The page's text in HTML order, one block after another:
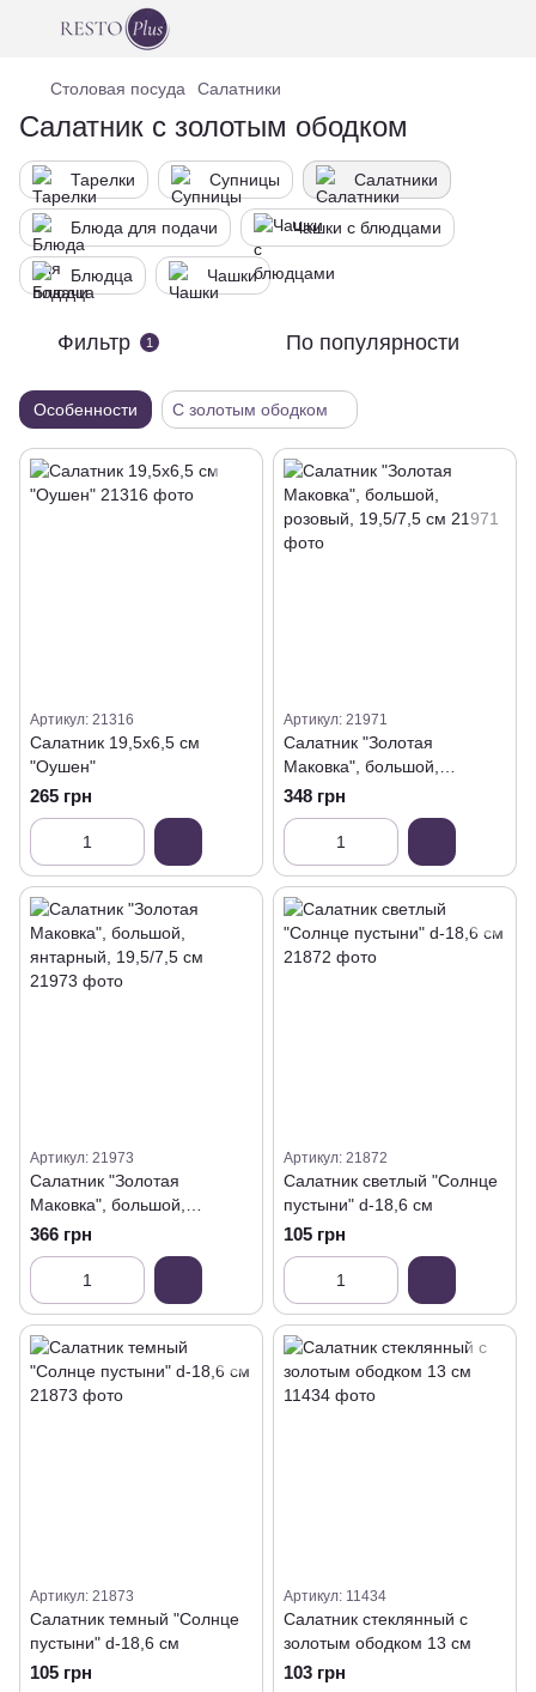
Столовая посуда Салатники
Салатник с золотым ободком
Тарелки Супницы Салатники
Блюда для подачи Чашки с блюдцами
Блюдца Чашки
Фильтр 1 По популярности
Особенности С золотым ободком
Артикул: 21316
Салатник 19,5х6,5 см
"Оушен"
265 грн
Артикул: 21971
Салатник "Золотая
Маковка", большой,
розовый, 19,5/7,5 см
348 грн
Артикул: 21973
Салатник "Золотая
Маковка", большой,
янтарный, 19,5/7,5 см
366 грн
Артикул: 21872
Салатник светлый "Солнце
пустыни" d-18,6 см
105 грн
Артикул: 21873
Салатник темный "Солнце
пустыни" d-18,6 см
105 грн
Артикул: 11434
Салатник стеклянный с
золотым ободком 13 см
103 грн